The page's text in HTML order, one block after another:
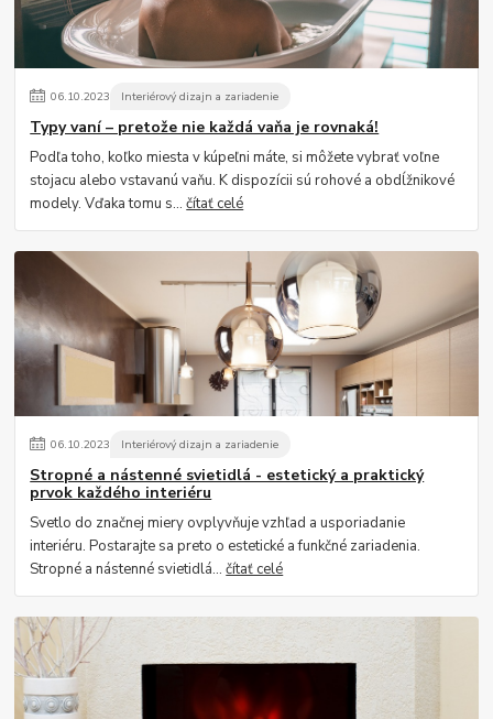
06.10.2023 Interiérový dizajn a zariadenie
Typy vaní – pretože nie každá vaňa je rovnaká!
Podľa toho, koľko miesta v kúpeľni máte, si môžete vybrať voľne
stojacu alebo vstavanú vaňu. K dispozícii sú rohové a obdĺžnikové
modely. Vďaka tomu s...čítať celé
06.10.2023 Interiérový dizajn a zariadenie
Stropné a nástenné svietidlá - estetický a praktický
prvok každého interiéru
Svetlo do značnej miery ovplyvňuje vzhľad a usporiadanie
interiéru. Postarajte sa preto o estetické a funkčné zariadenia.
Stropné a nástenné svietidlá...čítať celé